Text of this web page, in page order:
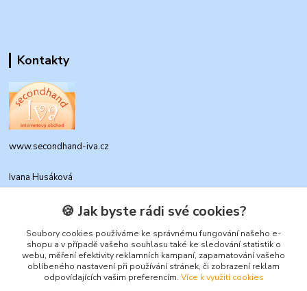
Kontakty
www.secondhand-iva.cz
Ivana Husáková
+420 315 695 684
(Po-Pá, 9-17 hod.)
info@secondhand-iva.cz
🍪 Jak byste rádi své cookies?
Soubory cookies používáme ke správnému fungování našeho e-
shopu a v případě vašeho souhlasu také ke sledování statistik o
webu, měření efektivity reklamních kampaní, zapamatování vašeho
oblíbeného nastavení při používání stránek, či zobrazení reklam
odpovídajících vašim preferencím. Více k využití cookies